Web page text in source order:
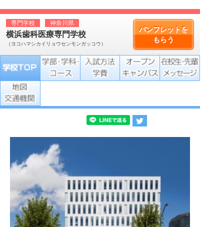
パンフレットを
もらう
専門学校 神奈川県
横浜歯科医療専門学校
（ヨコハマシカイリョウセンモンガッコウ）